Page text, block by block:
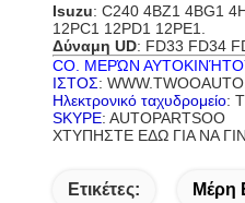
Isuzu: C240 4BZ1 4BG1
12PC1 12PD1 12PE1.
Δύναμη UD: FD33 FD34
CO. ΜΕΡΏΝ
ΙΣΤΟΣ:
Ηλεκτρονικό ταχυδρομείο:
SKYPE: AUTOPARTSOO
ΧΤΥΠΗΣΤΕ ΕΔΩ ΓΙΑ ΝΑ
Ετικέτες: Μέρη